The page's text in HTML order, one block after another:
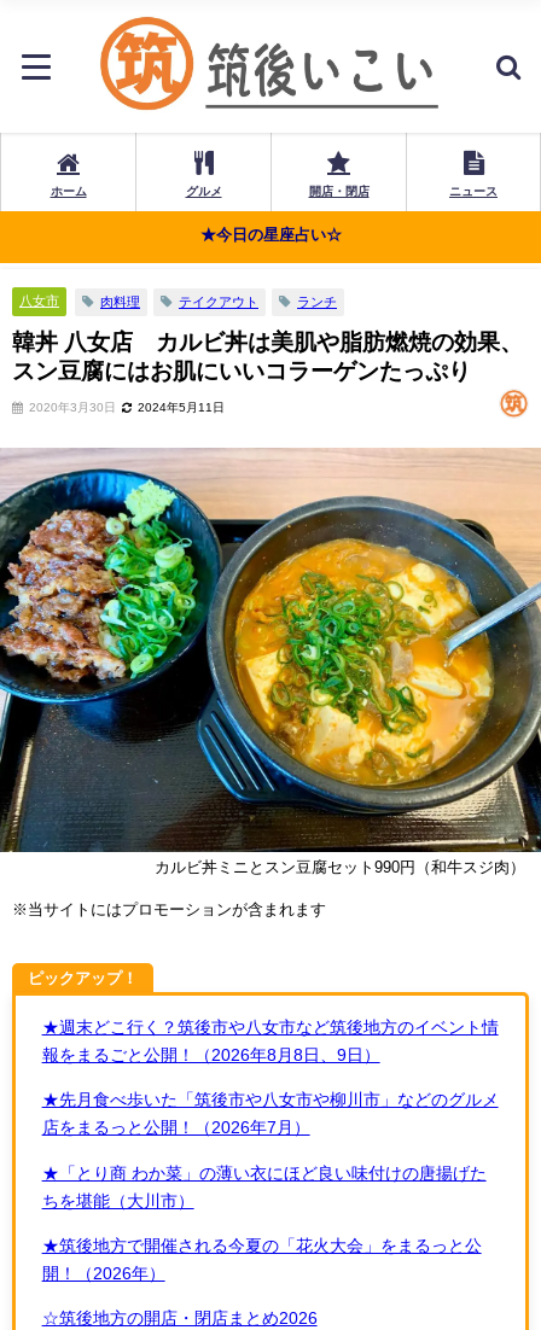
ホーム グルメ 開店・閉店 ニュース
★今日の星座占い☆
八女市 肉料理 テイクアウト ランチ
韓丼 八女店 カルビ丼は美肌や脂肪燃焼の効果、
スン豆腐にはお肌にいいコラーゲンたっぷり
2020年3月30日 2024年5月11日
カルビ丼ミニとスン豆腐セット990円（和牛スジ肉）
※当サイトにはプロモーションが含まれます
ピックアップ！
★週末どこ行く？筑後市や八女市など筑後地方のイベント情
報をまるごと公開！（2026年8月8日、9日）
★先月食べ歩いた「筑後市や八女市や柳川市」などのグルメ
店をまるっと公開！（2026年7月）
★「とり商 わか菜」の薄い衣にほど良い味付けの唐揚げた
ちを堪能（大川市）
★筑後地方で開催される今夏の「花火大会」をまるっと公
開！（2026年）
☆筑後地方の開店・閉店まとめ2026